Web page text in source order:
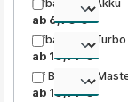
Elfbar ELFA Akku
ab 6,90 €
Elfbar ELFA
ab 10,99 €
Elf Bar ELFA
ab 10,99 €